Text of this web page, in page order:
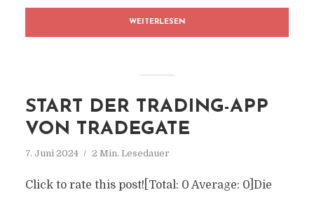
WEITERLESEN
START DER TRADING-APP
VON TRADEGATE
7. Juni 2024 2 Min. Lesedauer
Click to rate this post![Total: 0 Average: 0]Die